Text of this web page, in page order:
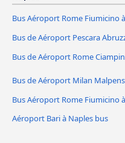
Bus Aéroport Rome Fiumicino
Bus de Aéroport Pescara
Bus de Aéroport Rome
Bus de Aéroport Milan
Bus Aéroport Rome Fiumicino
Aéroport Bari à Naples bus